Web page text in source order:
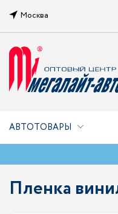
Москва
АВТОТОВАРЫ
Пленка